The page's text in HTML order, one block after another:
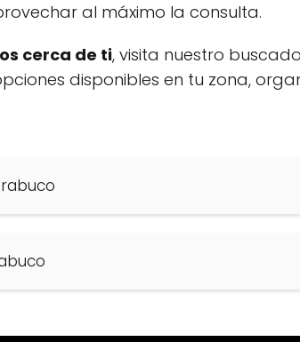
al máximo la consulta.
cerca de ti, visita nuestro
disponibles en tu zona,